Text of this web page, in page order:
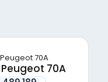
70A